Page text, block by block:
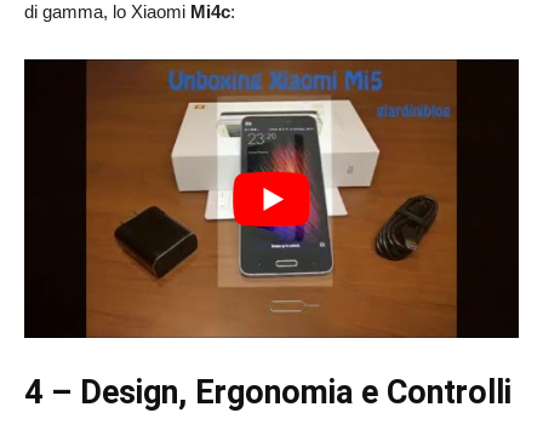
di gamma, lo Xiaomi Mi4c:
4 – Design, Ergonomia e Controlli